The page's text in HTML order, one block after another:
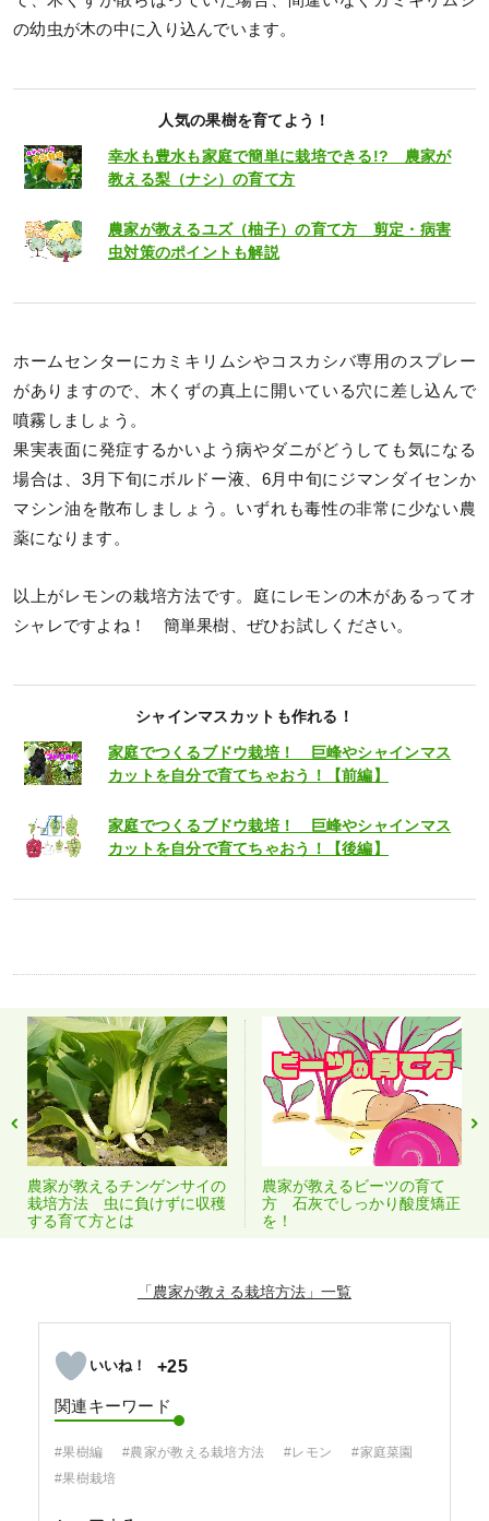
の幼虫が木の中に入り込んでいます。
人気の果樹を育てよう！
幸水も豊水も家庭で簡単に栽培できる!? 農家が
教える梨（ナシ）の育て方
農家が教えるユズ（柚子）の育て方 剪定・病害
虫対策のポイントも解説
ホームセンターにカミキリムシやコスカシバ専用のスプレー
がありますので、木くずの真上に開いている穴に差し込んで
噴霧しましょう。
果実表面に発症するかいよう病やダニがどうしても気になる
場合は、3月下旬にボルドー液、6月中旬にジマンダイセンか
マシン油を散布しましょう。いずれも毒性の非常に少ない農
薬になります。
以上がレモンの栽培方法です。庭にレモンの木があるってオ
シャレですよね！ 簡単果樹、ぜひお試しください。
シャインマスカットも作れる！
家庭でつくるブドウ栽培！ 巨峰やシャインマス
カットを自分で育てちゃおう！【前編】
家庭でつくるブドウ栽培！ 巨峰やシャインマス
カットを自分で育てちゃおう！【後編】
農家が教えるチンゲンサイの
栽培方法 虫に負けずに収穫
する育て方とは
農家が教えるビーツの育て
方 石灰でしっかり酸度矯正
を！
「農家が教える栽培方法」
+25
関連キーワード
#果樹編 #農家が教える栽培方法 #レモン
#家庭菜園
#果樹栽培